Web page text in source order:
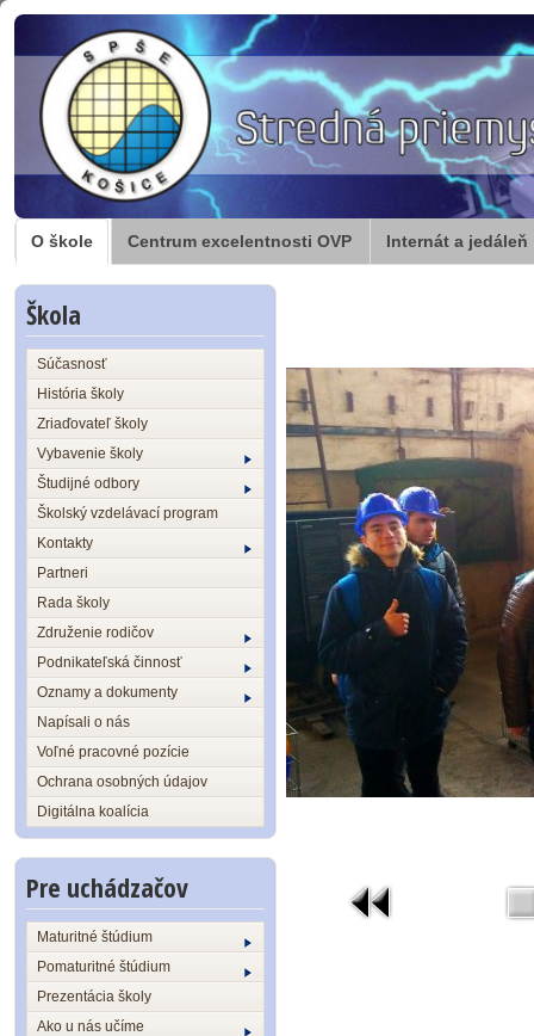
O škole Centrum excelentnosti OVP Internát a jedáleň
Škola
Súčasnosť
História školy
Zriaďovateľ školy
Vybavenie školy
Študijné odbory
Školský vzdelávací program
Kontakty
Partneri
Rada školy
Združenie rodičov
Podnikateľská činnosť
Oznamy a dokumenty
Napísali o nás
Voľné pracovné pozície
Ochrana osobných údajov
Digitálna koalícia
Pre uchádzačov
Maturitné štúdium
Pomaturitné štúdium
Prezentácia školy
Ako u nás učíme